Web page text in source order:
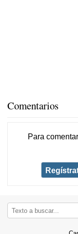
Comentarios
Para